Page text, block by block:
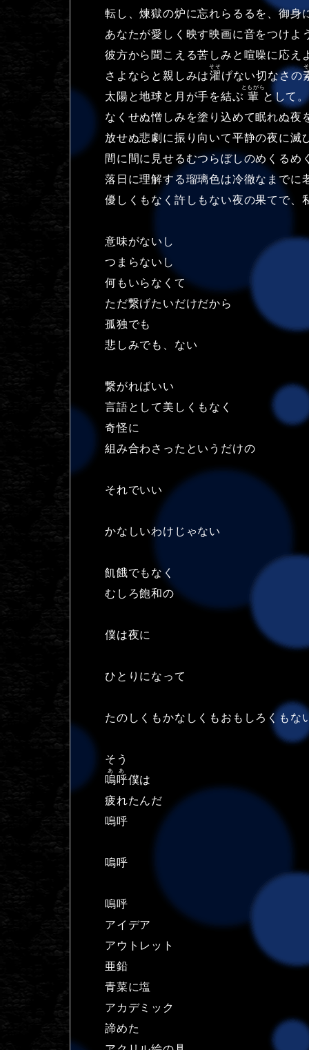
転し、煉獄の炉に忘れらるるを、御身
あなたが愛しく映す映画に音をつけよ
彼方から聞こえる苦しみと喧噪に応え
さよならと親しみは濯
そそ
げない切なさの
太陽と地球と月が手を結ぶ 輩
ともがら
として。
なくせぬ憎しみを塗り込めて眠れぬ夜
放せぬ悲劇に振り向いて平静の夜に滅
間に間に見せるむつらぼしのめくるめ
落日に理解する瑠璃色は冷徹なまでに
優しくもなく許しもない夜の果てで、
意味がないし
つまらないし
何もいらなくて
ただ繋げたいだけだから
孤独でも
悲しみでも、ない
繋がればいい
言語として美しくもなく
奇怪に
組み合わさったというだけの
それでいい
かなしいわけじゃない
飢餓でもなく
むしろ飽和の
僕は夜に
ひとりになって
たのしくもかなしくもおもしろくもな
そう
嗚呼
ああ
僕は
疲れたんだ
嗚呼
嗚呼
嗚呼
アイデア
アウトレット
亜鉛
青菜に塩
アカデミック
諦めた